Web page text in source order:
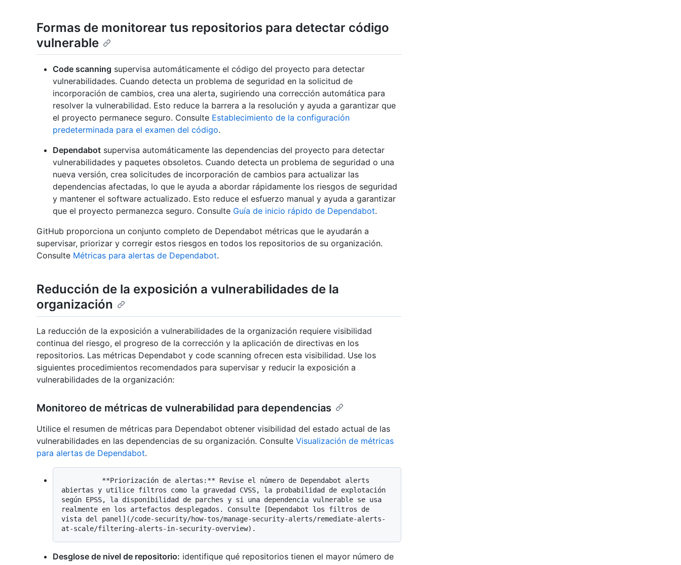
Formas de monitorear tus repositorios para detectar código
vulnerable
Code scanning supervisa automáticamente el código del proyecto para detectar
vulnerabilidades. Cuando detecta un problema de seguridad en la solicitud de
incorporación de cambios, crea una alerta, sugiriendo una corrección automática para
resolver la vulnerabilidad. Esto reduce la barrera a la resolución y ayuda a garantizar que
el proyecto permanece seguro. Consulte Establecimiento de la configuración
predeterminada para el examen del código.
Dependabot supervisa automáticamente las dependencias del proyecto para detectar
vulnerabilidades y paquetes obsoletos. Cuando detecta un problema de seguridad o una
nueva versión, crea solicitudes de incorporación de cambios para actualizar las
dependencias afectadas, lo que le ayuda a abordar rápidamente los riesgos de seguridad
y mantener el software actualizado. Esto reduce el esfuerzo manual y ayuda a garantizar
que el proyecto permanezca seguro. Consulte Guía de inicio rápido de Dependabot.
GitHub proporciona un conjunto completo de Dependabot métricas que le ayudarán a
supervisar, priorizar y corregir estos riesgos en todos los repositorios de su organización.
Consulte Métricas para alertas de Dependabot.
Reducción de la exposición a vulnerabilidades de la
organización
La reducción de la exposición a vulnerabilidades de la organización requiere visibilidad
continua del riesgo, el progreso de la corrección y la aplicación de directivas en los
repositorios. Las métricas Dependabot y code scanning ofrecen esta visibilidad. Use los
siguientes procedimientos recomendados para supervisar y reducir la exposición a
vulnerabilidades de la organización:
Monitoreo de métricas de vulnerabilidad para dependencias
Utilice el resumen de métricas para Dependabot obtener visibilidad del estado actual de las
vulnerabilidades en las dependencias de su organización. Consulte Visualización de métricas
para alertas de Dependabot.
abiertas y utilice filtros como la gravedad CVSS, la probabilidad de explotación
según EPSS, la disponibilidad de parches y si una dependencia vulnerable se usa
realmente en los artefactos desplegados. Consulte [Dependabot los filtros de
vista del panel](/code-security/how-tos/manage-security-alerts/remediate-alerts-
Desglose de nivel de repositorio: identifique qué repositorios tienen el mayor número de